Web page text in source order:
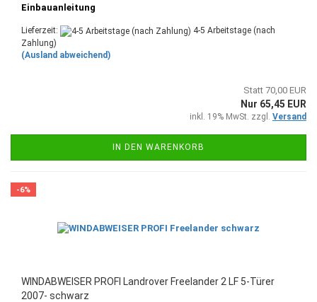
Einbauanleitung
Lieferzeit:
4-5 Arbeitstage (nach
Zahlung)
(Ausland abweichend)
Statt 70,00 EUR
Nur 65,45 EUR
inkl. 19% MwSt. zzgl. Versand
IN DEN WARENKORB
-6%
WINDABWEISER PROFI Landrover Freelander 2 LF 5-Türer
2007- schwarz